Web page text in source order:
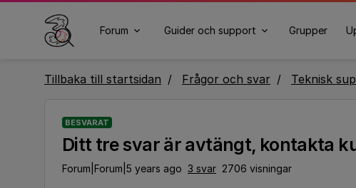
Forum Guider och support Grupper
Tillbaka till startsidan Frågor och svar Teknisk
BESVARAT
Ditt tre svar är avtängt, kontakta
Forum|Forum|5 years ago 3 svar 2706 visningar